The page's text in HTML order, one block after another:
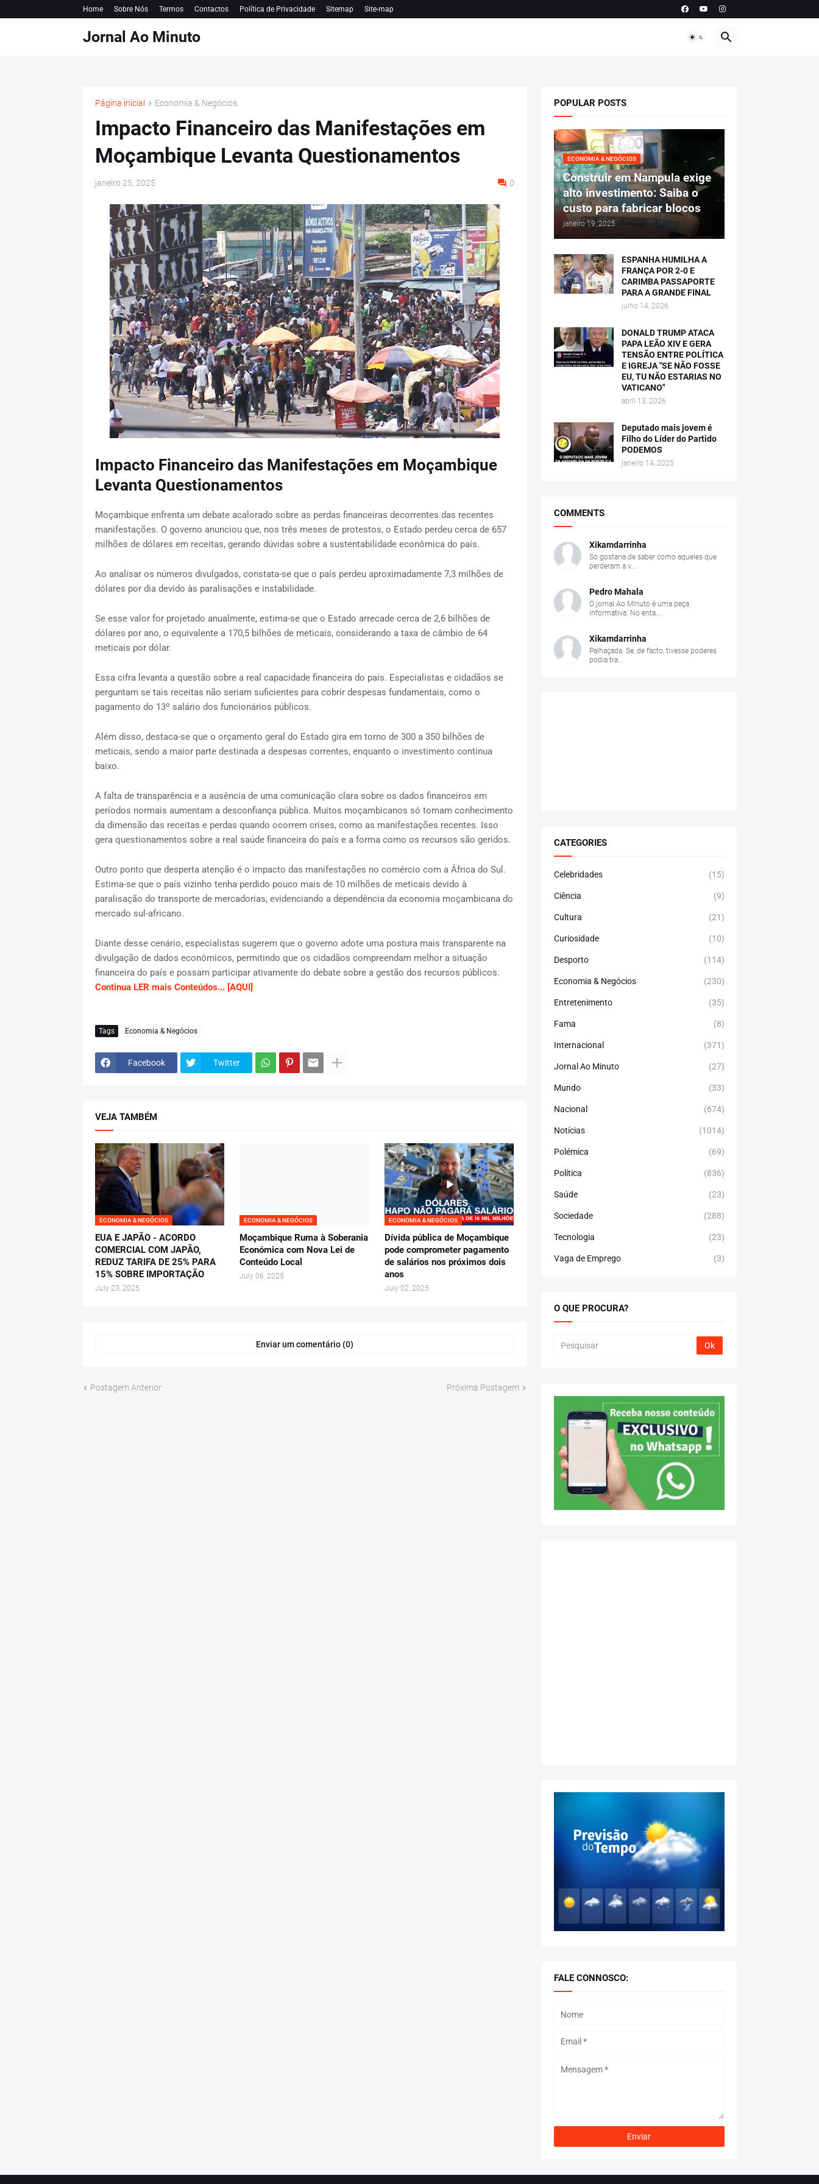
Home Sobre Nós Termos Contactos Política de Privacidade Sitemap Site-map
Jornal Ao Minuto
Página inicial Economia & Negócios
Impacto Financeiro das Manifestações em
Moçambique Levanta Questionamentos
janeiro 25, 2025 0
Impacto Financeiro das Manifestações em Moçambique
Levanta Questionamentos
Moçambique enfrenta um debate acalorado sobre as perdas financeiras decorrentes das recentes
manifestações. O governo anunciou que, nos três meses de protestos, o Estado perdeu cerca de 657
milhões de dólares em receitas, gerando dúvidas sobre a sustentabilidade econômica do país.
Ao analisar os números divulgados, constata-se que o país perdeu aproximadamente 7,3 milhões de
dólares por dia devido às paralisações e instabilidade.
Se esse valor for projetado anualmente, estima-se que o Estado arrecade cerca de 2,6 bilhões de
dólares por ano, o equivalente a 170,5 bilhões de meticais, considerando a taxa de câmbio de 64
meticais por dólar.
Essa cifra levanta a questão sobre a real capacidade financeira do país. Especialistas e cidadãos se
perguntam se tais receitas não seriam suficientes para cobrir despesas fundamentais, como o
pagamento do 13º salário dos funcionários públicos.
Além disso, destaca-se que o orçamento geral do Estado gira em torno de 300 a 350 bilhões de
meticais, sendo a maior parte destinada a despesas correntes, enquanto o investimento continua
baixo.
A falta de transparência e a ausência de uma comunicação clara sobre os dados financeiros em
períodos normais aumentam a desconfiança pública. Muitos moçambicanos só tomam conhecimento
da dimensão das receitas e perdas quando ocorrem crises, como as manifestações recentes. Isso
gera questionamentos sobre a real saúde financeira do país e a forma como os recursos são geridos.
Outro ponto que desperta atenção é o impacto das manifestações no comércio com a África do Sul.
Estima-se que o país vizinho tenha perdido pouco mais de 10 milhões de meticais devido à
paralisação do transporte de mercadorias, evidenciando a dependência da economia moçambicana do
mercado sul-africano.
Diante desse cenário, especialistas sugerem que o governo adote uma postura mais transparente na
divulgação de dados econômicos, permitindo que os cidadãos compreendam melhor a situação
financeira do país e possam participar ativamente do debate sobre a gestão dos recursos públicos.
Continua LER mais Conteúdos... [AQUI]
Tags Economia & Negócios
Facebook Twitter
VEJA TAMBÉM
ECONOMIA & NEGÓCIOS
EUA E JAPÃO - ACORDO
COMERCIAL COM JAPÃO,
REDUZ TARIFA DE 25% PARA
15% SOBRE IMPORTAÇÃO
July 23, 2025
ECONOMIA & NEGÓCIOS
Moçambique Ruma à Soberania
Económica com Nova Lei de
Conteúdo Local
July 06, 2025
ECONOMIA & NEGÓCIOS
Dívida pública de Moçambique
pode comprometer pagamento
de salários nos próximos dois
anos
July 02, 2025
Enviar um comentário (0)
Postagem Anterior Próxima Postagem
POPULAR POSTS
ECONOMIA & NEGÓCIOS
Construir em Nampula exige
alto investimento: Saiba o
custo para fabricar blocos
janeiro 19, 2025
ESPANHA HUMILHA A
FRANÇA POR 2-0 E
CARIMBA PASSAPORTE
PARA A GRANDE FINAL
julho 14, 2026
DONALD TRUMP ATACA
PAPA LEÃO XIV E GERA
TENSÃO ENTRE POLÍTICA
E IGREJA "SE NÃO FOSSE
EU, TU NÃO ESTARIAS NO
VATICANO"
abril 13, 2026
Deputado mais jovem é
Filho do Líder do Partido
PODEMOS
janeiro 14, 2025
COMMENTS
Xikamdarrinha
So gostaria de saber como aqueles que
perderam a v...
Pedro Mahala
O jornal Ao Minuto é uma peça
informativa. No enta...
Xikamdarrinha
Palhaçada. Se, de facto, tivesse poderes
podia tra...
CATEGORIES
Celebridades (15)
Ciência (9)
Cultura (21)
Curiosidade (10)
Desporto (114)
Economia & Negócios (230)
Entretenimento (35)
Fama (8)
Internacional (371)
Jornal Ao Minuto (27)
Mundo (33)
Nacional (674)
Notícias (1014)
Polémica (69)
Política (836)
Saúde (23)
Sociedade (288)
Tecnologia (23)
Vaga de Emprego (3)
O QUE PROCURA?
FALE CONNOSCO: